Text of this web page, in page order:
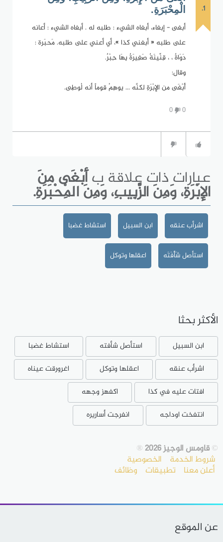
1.
الْمِحْبَرَةِ.
أبغى - إبغاء، أبغاه الشيء : طلبه له . أبغاه الشيء : أعانه
على طلبه « أبغني كذا »، أي أعني على طلبه. مَحبَرة :
دَوَاةٌ ، ، قِنِّينَةٌ صَغِيرَةٌ بِهَا حِبْرٌ.
وقال:
أَبْغَى من الإِبْرَةِ لكنَّه ... يوهِمُ قوماً أنه لُوطِى.
0
0
عبارات ذات علاقة بأَبْغَى منَ
الإِبْرَةِ، وَمِنَ الزَّبِيبِ، وَمِنَ الْمِحْبَرَةِ.
اشرأب عنقه ابن السبيل استشاط غضبا
استأصل شَأْفَتَه اعقلها وتوكل
الأكثر بحثا
ابن السبيل استأصل شأفته
استشاط غضبا
اشرأب عنقه
اعقلها وتوكل
اغرورقت عيناه
افتات عليه في كذا
اكفهز وجهه
انتفخت اوداجه
انفرجت أساريره
©قاومس الوجيز 2026 ®
شروط الخدمة الخصوصية
أعلن معنا تطبيقات وظائف
عن الموقع